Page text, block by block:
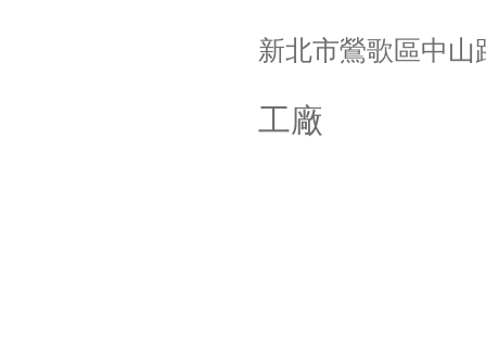
新北市鶯歌區中山
工廠